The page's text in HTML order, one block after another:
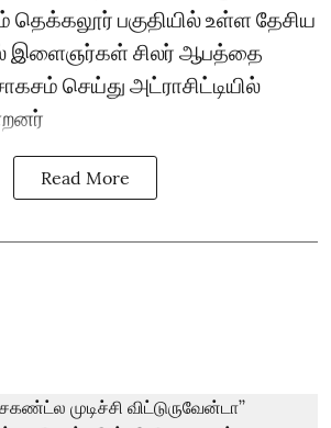
தெக்கலூர் பகுதியில் உள்ள தேசிய
இளைஞர்கள் சிலர் ஆபத்தை
செய்து அட்ராசிட்டியில்
Read More